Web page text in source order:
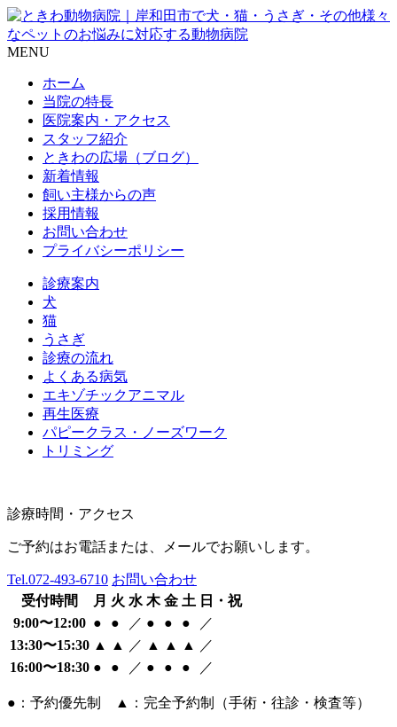
MENU
ホーム
当院の特長
医院案内・アクセス
スタッフ紹介
ときわの広場（ブログ）
新着情報
飼い主様からの声
採用情報
お問い合わせ
プライバシーポリシー
診療案内
犬
猫
うさぎ
診療の流れ
よくある病気
エキゾチックアニマル
再生医療
パピークラス・ノーズワーク
トリミング
診療時間・アクセス
ご予約はお電話または、メールでお願いします。
Tel.072-493-6710 お問い合わせ
受付時間
月 火 水 木 金 土 日・祝
9:00〜12:00 ● ● ／ ● ● ●
／
13:30〜15:30 ▲ ▲ ／ ▲ ▲ ▲
／
16:00〜18:30 ● ● ／ ● ● ● ／
●：予約優先制 ▲：完全予約制（手術・往診・検査等）